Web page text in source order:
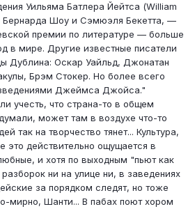
Уильяма Батлера Йейтса (William
Шоу и Сэмюэля Бекетта, —
премии по литературе — больше
в мире. Другие известные писатели
Дублина: Оскар Уайльд, Джонатан
Брэм Стокер. Но более всего
Джеймса Джойса."
учесть, что страна-то в общем
может там в воздухе что-то
так на творчество тянет... Культура,
это действительно ощущается в
и хотя по выходным "пьют как
ни на улице ни, в заведениях
за порядком следят, но тоже
мирно, Шанти... В пабах поют хором